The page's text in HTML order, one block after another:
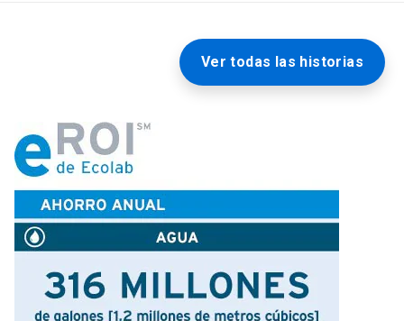
Ver todas las historias